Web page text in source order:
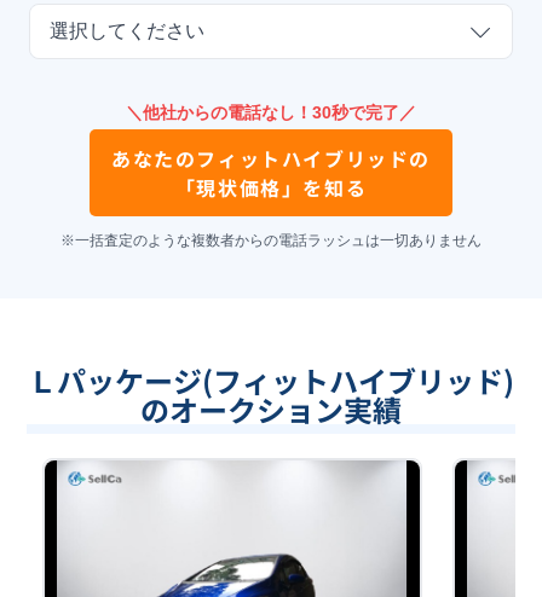
選択してください
＼他社からの電話なし！30秒で完了／
あなたのフィットハイブリッドの
「現状価格」を知る
※一括査定のような複数者からの電話ラッシュは一切ありません
Ｌパッケージ(フィットハイブリッド)
のオークション実績